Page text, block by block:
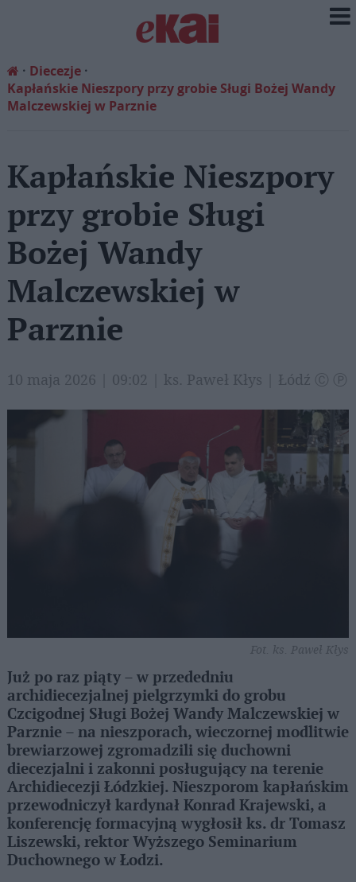
Diecezje
Kapłańskie Nieszpory przy grobie Sługi Bożej Wandy
Malczewskiej w Parznie
Kapłańskie Nieszpory
przy grobie Sługi
Bożej Wandy
Malczewskiej w
Parznie
10 maja 2026 | 09:02 | ks. Paweł Kłys | Łódź Ⓒ Ⓟ
Fot. ks. Paweł Kłys
Już po raz piąty – w przededniu
archidiecezjalnej pielgrzymki do grobu
Czcigodnej Sługi Bożej Wandy Malczewskiej w
Parznie – na nieszporach, wieczornej modlitwie
brewiarzowej zgromadzili się duchowni
diecezjalni i zakonni posługujący na terenie
Archidiecezji Łódzkiej. Nieszporom kapłańskim
przewodniczył kardynał Konrad Krajewski, a
konferencję formacyjną wygłosił ks. dr Tomasz
Liszewski, rektor Wyższego Seminarium
Duchownego w Łodzi.